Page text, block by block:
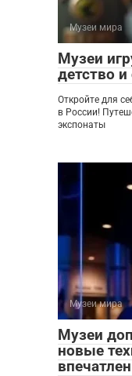
Музеи мира
Музеи
детство
Откройте для
в России!
экспонаты
Музеи мира
Музеи
новые